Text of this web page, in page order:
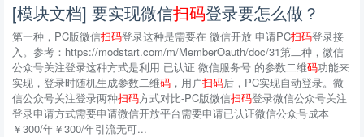
[模块文档] 要实现微信扫码登录要怎么做？
第一种，PC版微信扫码登录这种是需要在 微信开放 申请PC扫码登录接
入。参考：https://modstart.com/m/MemberOauth/doc/31第二种，微信
公众号关注登录这种方式是利用 已认证 微信服务号 的参数二维码功能来
实现，登录时随机生成参数二维码 ，用户扫码后，PC实现自动登录。微
信公众号关注登录两种扫码方式对比-PC版微信扫码登录微信公众号关注
登录申请方式需要申请微信开放平台需要申请已认证微信公众号成本
￥300/年￥300/年引流无可...